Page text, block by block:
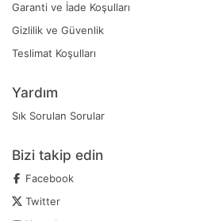
Garanti ve İade Koşulları
Gizlilik ve Güvenlik
Teslimat Koşulları
Yardım
Sık Sorulan Sorular
Bizi takip edin
Facebook
Twitter